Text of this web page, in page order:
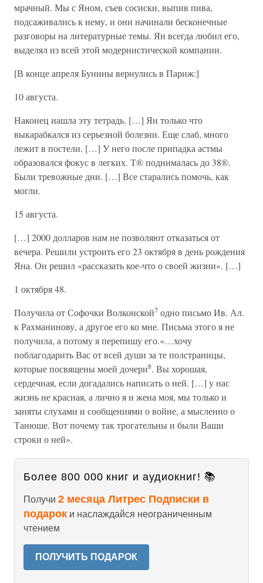
мрачный. Мы с Яном, съев сосиски, выпив пива,
подсаживались к нему, и они начинали бесконечные
разговоры на литературные темы. Ян всегда любил его,
выделял из всей этой модернистической компании.
[В конце апреля Бунины вернулись в Париж:]
10 августа.
Наконец нашла эту тетрадь. […] Ян только что
выкарабкался из серьезной болезни. Еще слаб, много
лежит в постели. […] У него после припадка астмы
образовался фокус в легких. Т® поднималась до 38®.
Были тревожные дни. […] Все старались помочь, как
могли.
15 августа.
[…] 2000 долларов нам не позволяют отказаться от
вечера. Решили устроить его 23 октября в день рождения
Яна. Он решил «рассказать кое-что о своей жизни». […]
1 октября 48.
Получила от Софочки Волконской7 одно письмо Ив. Ал.
к Рахманинову, а другое его ко мне. Письма этого я не
получила, а потому я перепишу его.«…хочу
поблагодарить Вас от всей души за те полстраницы,
которые посвящены моей дочери8. Вы хорошая,
сердечная, если догадались написать о ней. […] у нас
жизнь не красная, а лично я и жена моя, мы только и
заняты слухами и сообщениями о войне, а мысленно о
Танюше. Вот почему так трогательны и были Ваши
строки о ней».
Более 800 000 книг и аудиокниг! 📚
Получи 2 месяца Литрес Подписки в
подарок и наслаждайся неограниченным
чтением
ПОЛУЧИТЬ ПОДАРОК